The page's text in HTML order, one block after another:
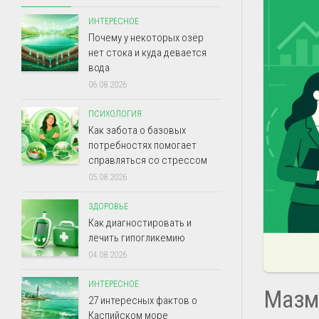
ИНТЕРЕСНОЕ
Почему у некоторых озёр
нет стока и куда девается
вода
06.08.2026
ПСИХОЛОГИЯ
Как забота о базовых
потребностях помогает
справляться со стрессом
05.08.2026
ЗДОРОВЬЕ
Как диагностировать и
лечить гипогликемию
04.08.2026
ИНТЕРЕСНОЕ
27 интересных фактов о
Каспийском море